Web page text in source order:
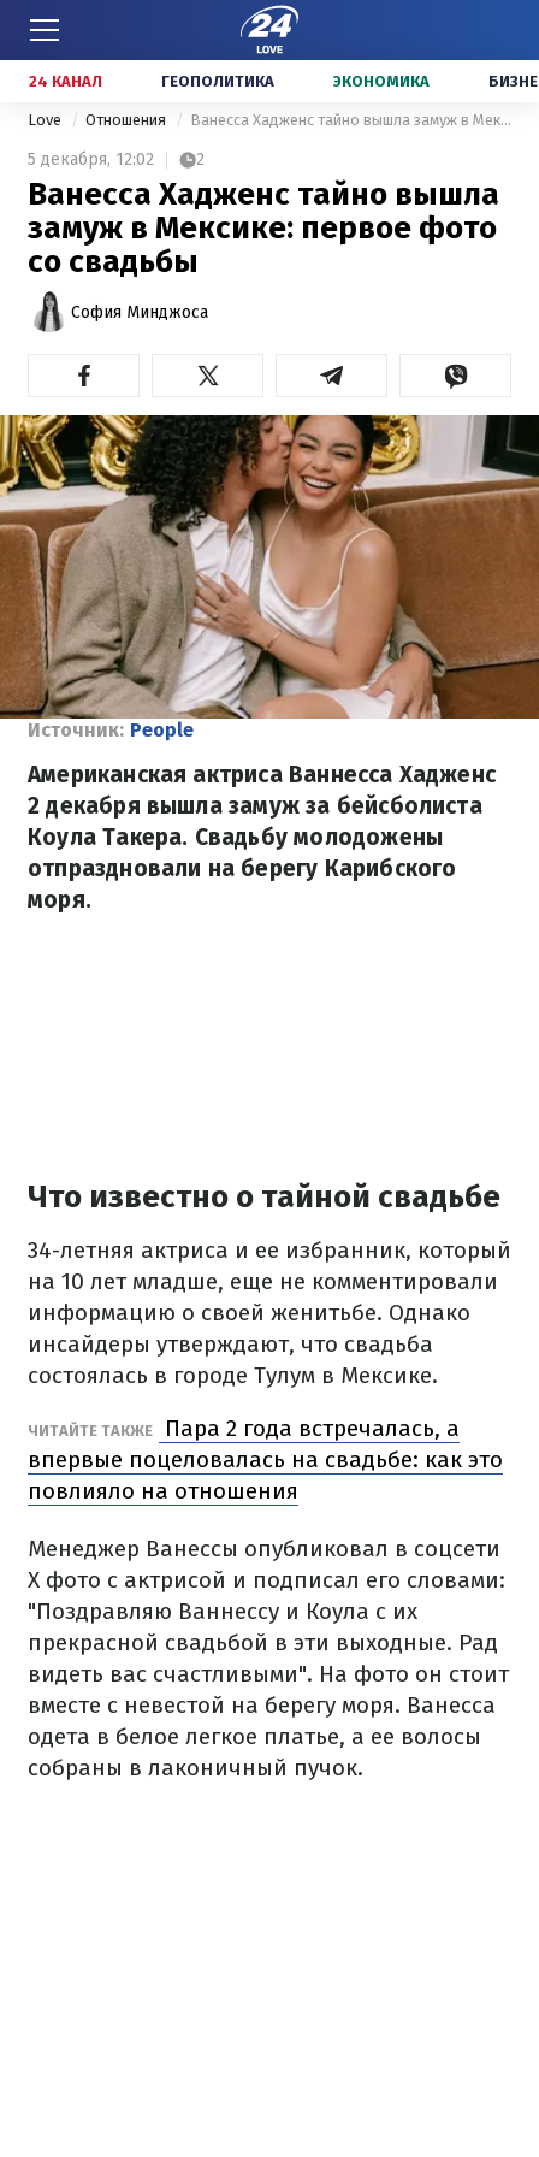
24 КАНАЛ ГЕОПОЛИТИКА ЭКОНОМИКА
Love Отношения Ванесса Хадженс тайно вышла замуж в Мексике: первое фото со свадьбы
5 декабря, 12:02 2
Ванесса Хадженс тайно вышла
замуж в Мексике: первое фото
со свадьбы
София Минджоса
Источник: People
Американская актриса Ваннесса Хадженс
2 декабря вышла замуж за бейсболиста
Коула Такера. Свадьбу молодожены
отпраздновали на берегу Карибского
моря.
Что известно о тайной свадьбе
34-летняя актриса и ее избранник, который
на 10 лет младше, еще не комментировали
информацию о своей женитьбе. Однако
инсайдеры утверждают, что свадьба
состоялась в городе Тулум в Мексике.
ЧИТАЙТЕ ТАКЖЕ
Пара 2 года встречалась, а
впервые поцеловалась на свадьбе: как это
повлияло на отношения
Менеджер Ванессы опубликовал в соцсети
Х фото с актрисой и подписал его словами:
"Поздравляю Ваннессу и Коула с их
прекрасной свадьбой в эти выходные. Рад
видеть вас счастливыми". На фото он стоит
вместе с невестой на берегу моря. Ванесса
одета в белое легкое платье, а ее волосы
собраны в лаконичный пучок.